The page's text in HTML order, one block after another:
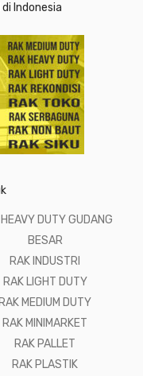
Indonesia
DUTY GUDANG
BESAR
RAK INDUSTRI
RAK LIGHT DUTY
RAK MEDIUM DUTY
RAK MINIMARKET
RAK PALLET
RAK PLASTIK